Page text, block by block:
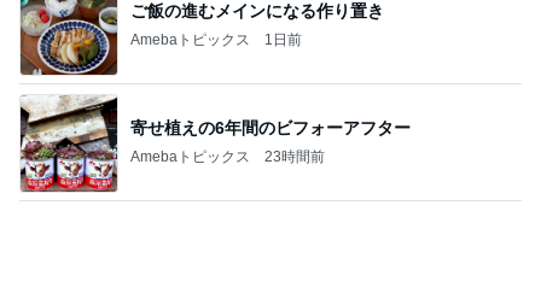
ご飯の進むメインになる作り置き
Amebaトピックス 1日前
寄せ植えの6年間のビフォーアフター
Amebaトピックス 23時間前